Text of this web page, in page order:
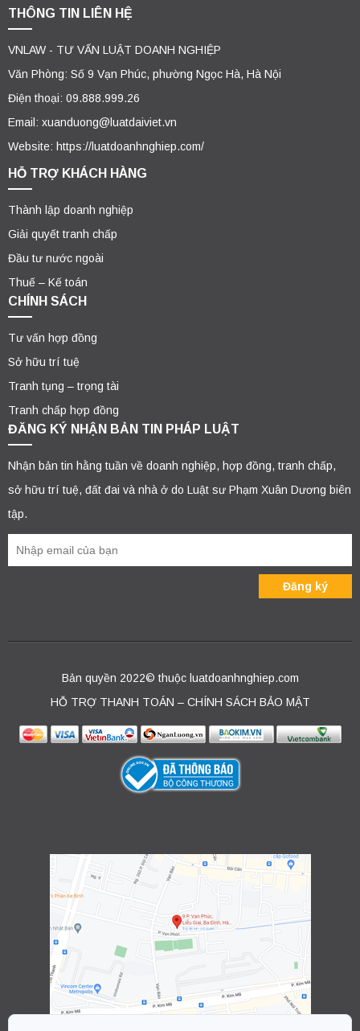
THÔNG TIN LIÊN HỆ
VNLAW - TƯ VẤN LUẬT DOANH NGHIỆP
Văn Phòng: Số 9 Vạn Phúc, phường Ngọc Hà, Hà Nội
Điện thoại: 09.888.999.26
Email: xuanduong@luatdaiviet.vn
Website: https://luatdoanhnghiep.com/
HỖ TRỢ KHÁCH HÀNG
Thành lập doanh nghiệp
Giải quyết tranh chấp
Đầu tư nước ngoài
Thuế – Kế toán
CHÍNH SÁCH
Tư vấn hợp đồng
Sở hữu trí tuệ
Tranh tụng – trọng tài
Tranh chấp hợp đồng
ĐĂNG KÝ NHẬN BẢN TIN PHÁP LUẬT
Nhận bản tin hằng tuần về doanh nghiệp, hợp đồng, tranh chấp,
sở hữu trí tuệ, đất đai và nhà ở do Luật sư Phạm Xuân Dương biên
tập.
Bản quyền 2022© thuộc luatdoanhnghiep.com
HỖ TRỢ THANH TOÁN – CHÍNH SÁCH BẢO MẬT